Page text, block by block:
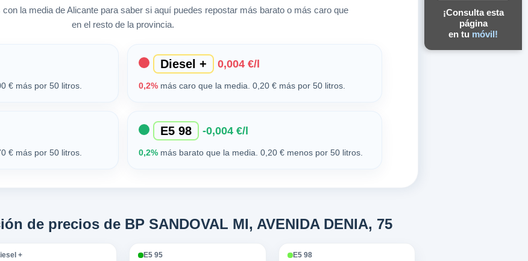
¡Consulta esta
página
en tu móvil!
la media de Alicante para saber si aquí puedes repostar más barato o más caro que
en el resto de la provincia.
€ más por 50 litros.
Diesel + 0,004 €/l
0,2% más caro que la media. 0,20 € más por 50 litros.
€ más por 50 litros.
E5 98 -0,004 €/l
0,2% más barato que la media. 0,20 € menos por 50 litros.
de precios de BP SANDOVAL MI, AVENIDA DENIA, 75
+ E5 95 E5 98